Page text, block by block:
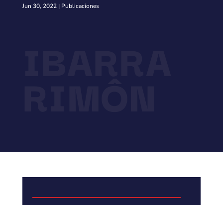
Jun 30, 2022| Publicaciones